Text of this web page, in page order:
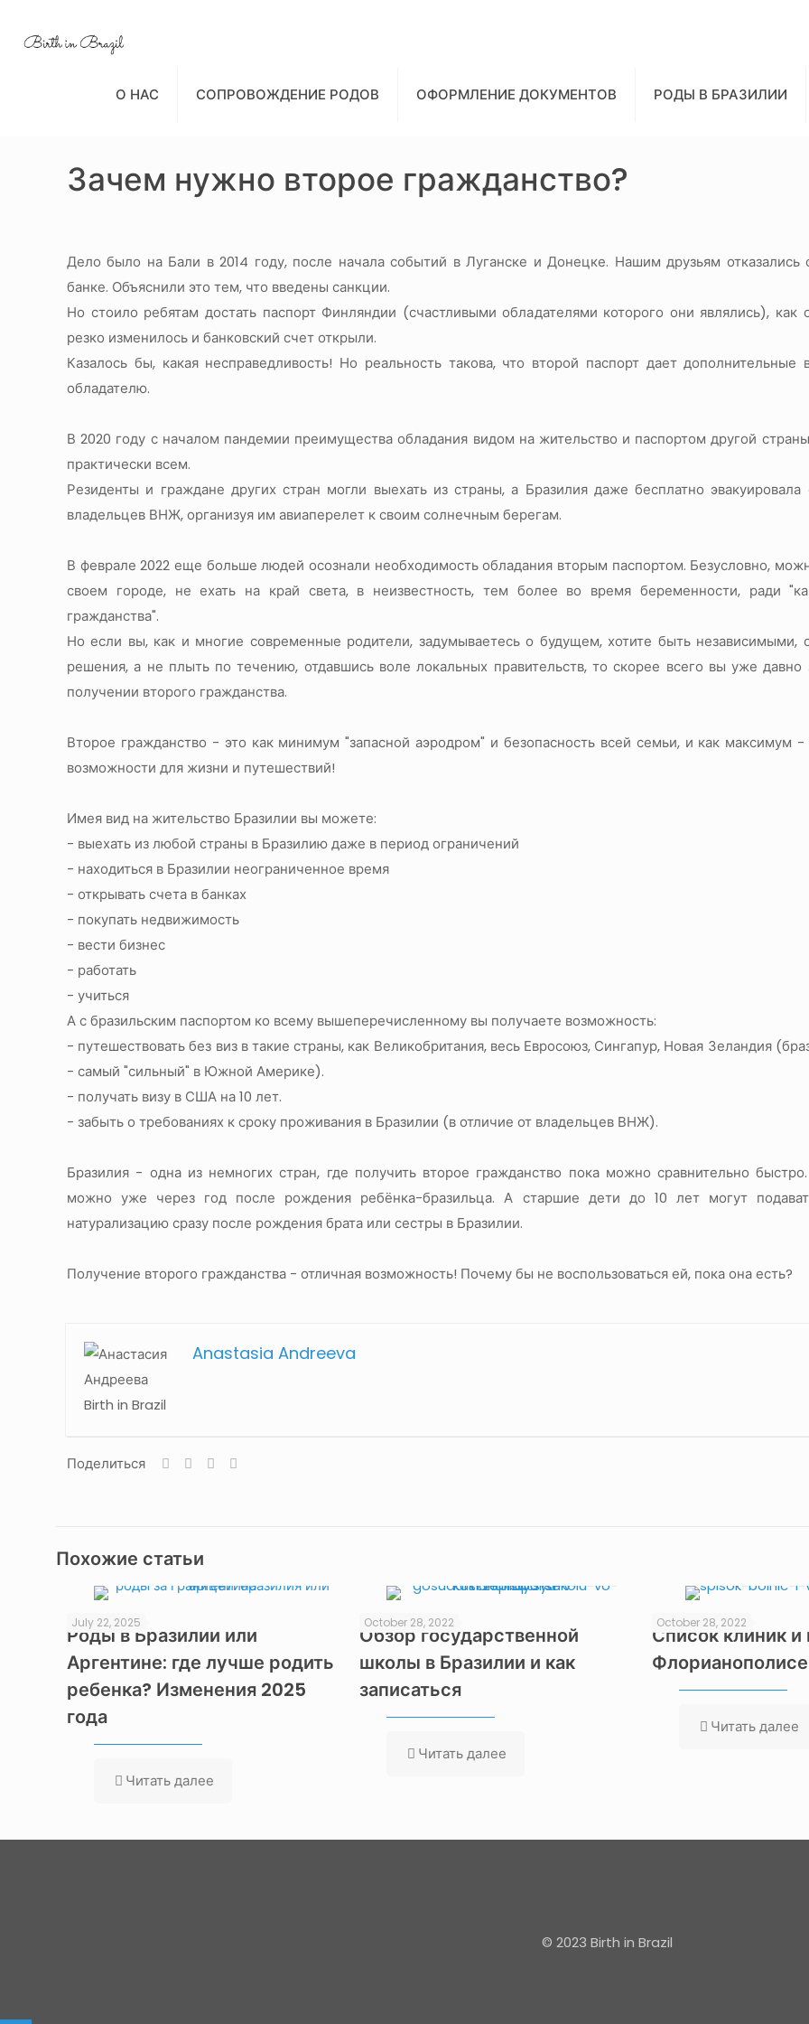
О НАС СОПРОВОЖДЕНИЕ РОДОВ ОФОРМЛЕНИЕ ДОКУМЕНТОВ РОДЫ В БРАЗИЛИИ
Зачем нужно второе гражданство?
Дело было на Бали в 2014 году, после начала событий в Луганске и Донецке. Нашим друзьям отказались
банке. Объяснили это тем, что введены санкции.
Но стоило ребятам достать паспорт Финляндии (счастливыми обладателями которого они являлись),
резко изменилось и банковский счет открыли.
Казалось бы, какая несправедливость! Но реальность такова, что второй паспорт дает дополнительные
обладателю.
В 2020 году с началом пандемии преимущества обладания видом на жительство и паспортом другой
практически всем.
Резиденты и граждане других стран могли выехать из страны, а Бразилия даже бесплатно
владельцев ВНЖ, организуя им авиаперелет к своим солнечным берегам.
В феврале 2022 еще больше людей осознали необходимость обладания вторым паспортом. Безусловно,
своем городе, не ехать на край света, в неизвестность, тем более во время беременности, ради
гражданства".
Но если вы, как и многие современные родители, задумываетесь о будущем, хотите быть независимыми,
решения, а не плыть по течению, отдавшись воле локальных правительств, то скорее всего вы уже давно
получении второго гражданства.
Второе гражданство - это как минимум "запасной аэродром" и безопасность всей семьи, и как максимум
возможности для жизни и путешествий!
Имея вид на жительство Бразилии вы можете:
- выехать из любой страны в Бразилию даже в период ограничений
- находиться в Бразилии неограниченное время
- открывать счета в банках
- покупать недвижимость
- вести бизнес
- работать
- учиться
А с бразильским паспортом ко всему вышеперечисленному вы получаете возможность:
- путешествовать без виз в такие страны, как Великобритания, весь Евросоюз, Сингапур, Новая Зеландия
- самый "сильный" в Южной Америке).
- получать визу в США на 10 лет.
- забыть о требованиях к сроку проживания в Бразилии (в отличие от владельцев ВНЖ).
Бразилия - одна из немногих стран, где получить второе гражданство пока можно сравнительно
можно уже через год после рождения ребёнка-бразильца. А старшие дети до 10 лет могут
натурализацию сразу после рождения брата или сестры в Бразилии.
Получение второго гражданства - отличная возможность! Почему бы не воспользоваться ей, пока она есть?
Anastasia Andreeva
Поделиться
Похожие статьи
July 22, 2025
Роды в Бразилии или
Аргентине: где лучше родить
ребенка? Изменения 2025
года
Читать далее
October 28, 2022
Обзор государственной
школы в Бразилии и как
записаться
Читать далее
October 28, 2022
Список клиник и
Флорианополисе
Читать далее
© 2023 Birth in Brazil